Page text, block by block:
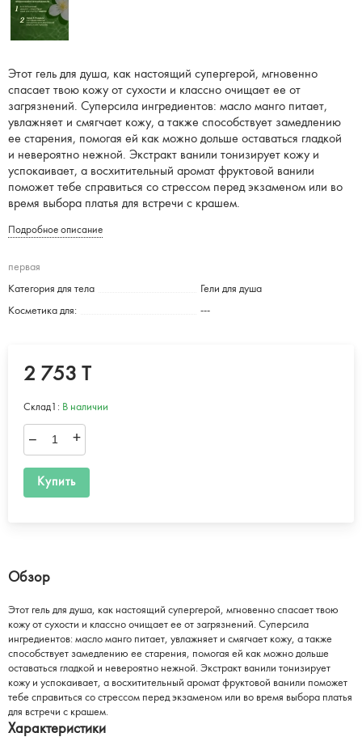
Этот гель для душа, как настоящий супергерой, мгновенно
спасает твою кожу от сухости и классно очищает ее от
загрязнений. Суперсила ингредиентов: масло манго питает,
увлажняет и смягчает кожу, а также способствует замедлению
ее старения, помогая ей как можно дольше оставаться гладкой
и невероятно нежной. Экстракт ванили тонизирует кожу и
успокаивает, а восхитительный аромат фруктовой ванили
поможет тебе справиться со стрессом перед экзаменом или во
время выбора платья для встречи с крашем.
Подробное описание
первая
Категория для тела Гели для душа
Косметика для: ---
2 753 T
Склад1: В наличии
– +
Купить
Обзор
Этот гель для душа, как настоящий супергерой, мгновенно спасает твою
кожу от сухости и классно очищает ее от загрязнений. Суперсила
ингредиентов: масло манго питает, увлажняет и смягчает кожу, а также
способствует замедлению ее старения, помогая ей как можно дольше
оставаться гладкой и невероятно нежной. Экстракт ванили тонизирует
кожу и успокаивает, а восхитительный аромат фруктовой ванили поможет
тебе справиться со стрессом перед экзаменом или во время выбора платья
для встречи с крашем.
Характеристики